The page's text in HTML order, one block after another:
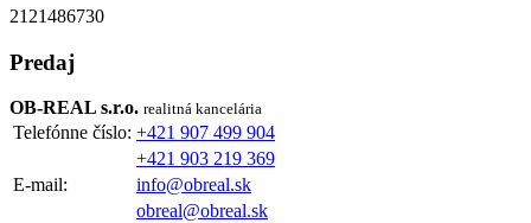
2121486730
Predaj
OB-REAL s.r.o. realitná kancelária
Telefónne číslo: +421 907 499 904
+421 903 219 369
E-mail:
info@obreal.sk
obreal@obreal.sk